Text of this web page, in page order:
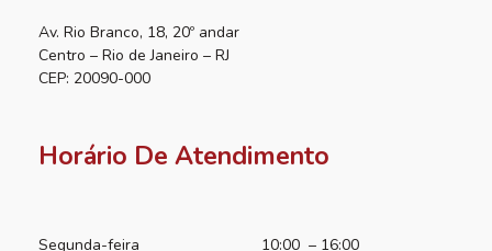
Av. Rio Branco, 18, 20º andar
Centro – Rio de Janeiro – RJ
CEP: 20090-000
Horário De Atendimento
Segunda-feira 10:00 – 16:00